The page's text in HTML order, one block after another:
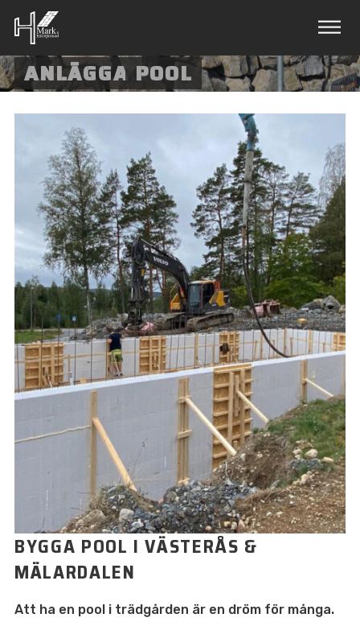
ANLÄGGA POOL
BYGGA POOL I VÄSTERÅS &
MÄLARDALEN
Att ha en pool i trädgården är en dröm för många.